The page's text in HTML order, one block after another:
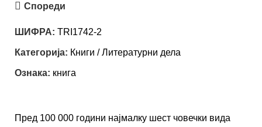
Спореди
ШИФРА: TRI1742-2
Категорија: Книги / Литературни дела
Ознака: книга
Пред 100 000 години најмалку шест човечки вида